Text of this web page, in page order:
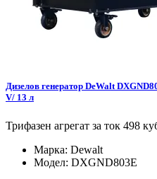
Дизелов генератор DeWalt
V/ 13 л
Трифазен агрегат за ток 498
Марка: Dewalt
Модел: DXGND803E